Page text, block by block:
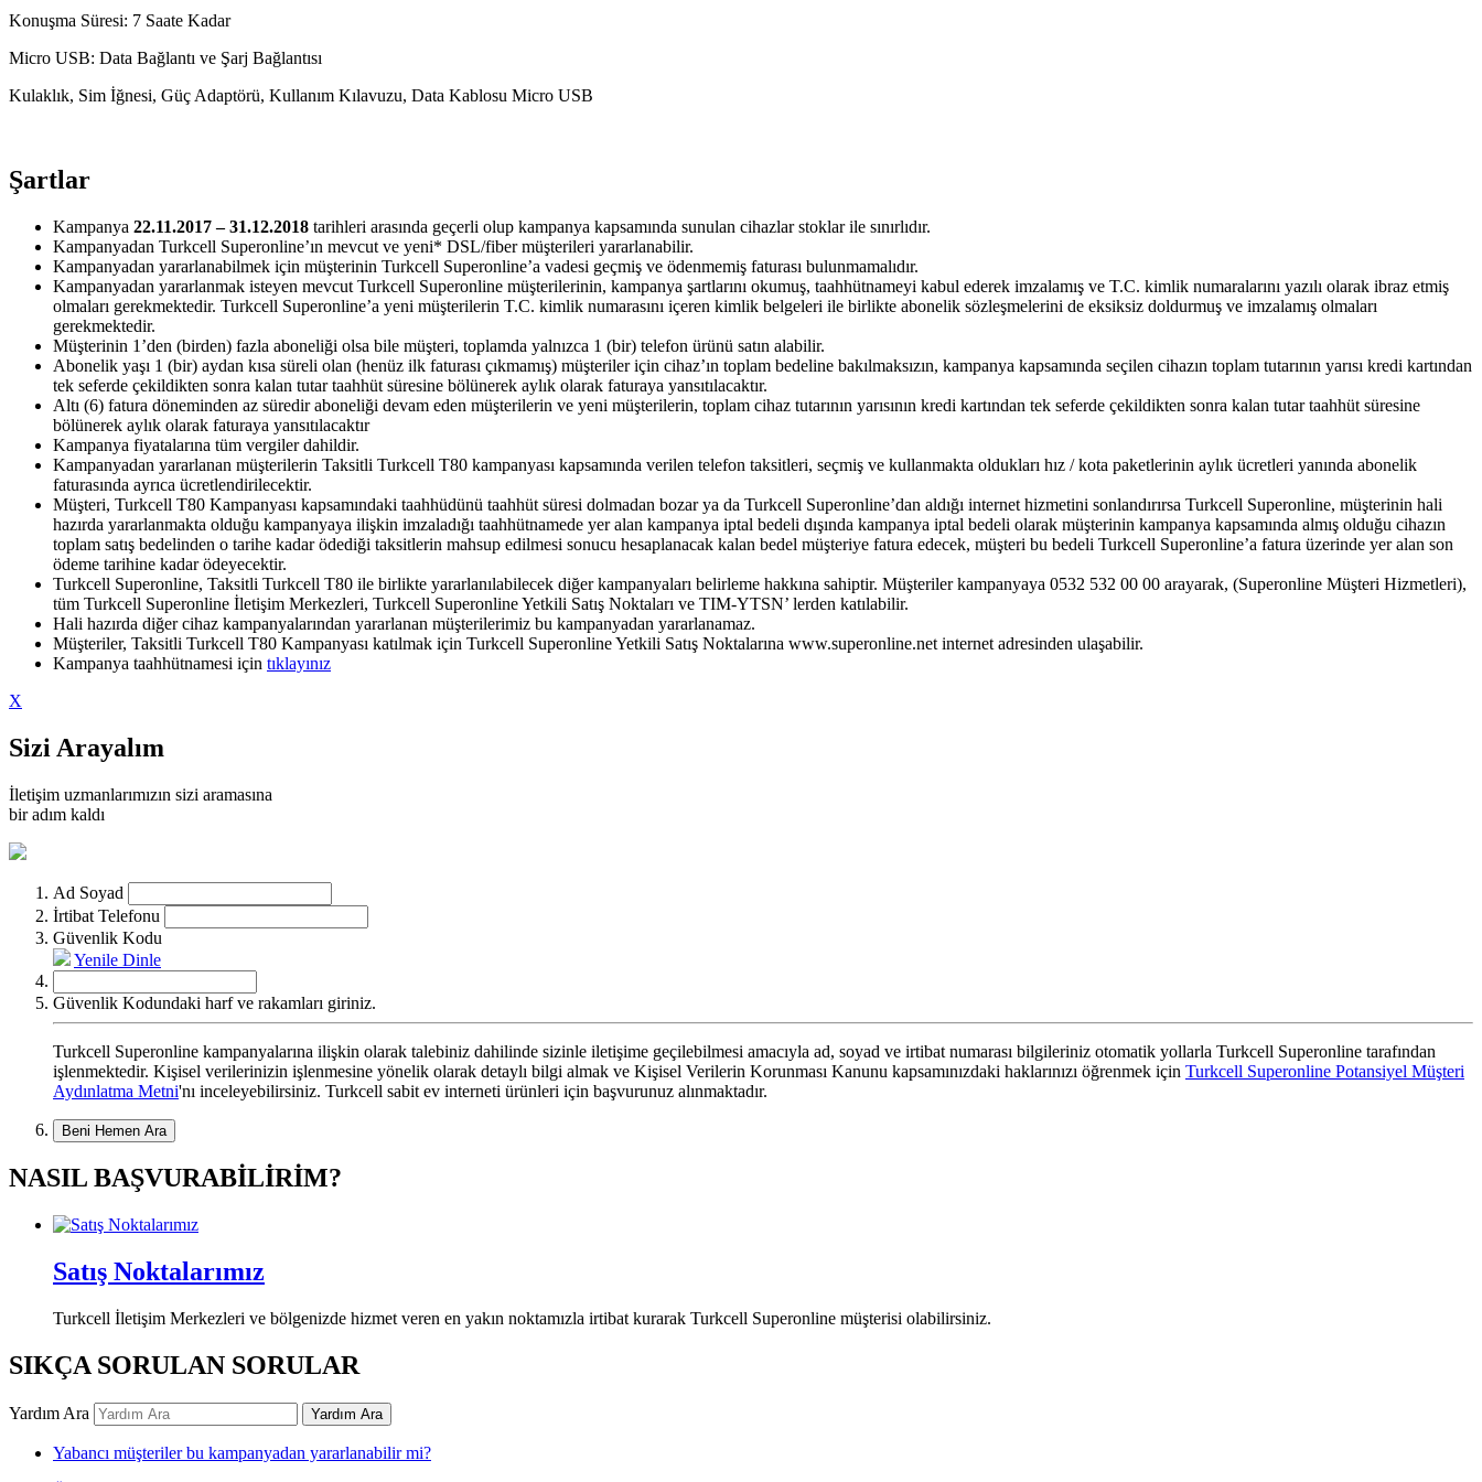
Konuşma Süresi: 7 Saate Kadar
Micro USB: Data Bağlantı ve Şarj Bağlantısı
Kulaklık, Sim İğnesi, Güç Adaptörü, Kullanım Kılavuzu, Data Kablosu Micro USB
Şartlar
​Kampanya 22.11.2017 – 31.12.2018 tarihleri arasında geçerli olup kampanya kapsamında sunulan cihazlar stoklar ile sınırlıdır.
Kampanyadan Turkcell Superonline’ın mevcut ve yeni* DSL/fiber müşterileri yararlanabilir.
Kampanyadan yararlanabilmek için müşterinin Turkcell Superonline’a vadesi geçmiş ve ödenmemiş faturası bulunmamalıdır.
Kampanyadan yararlanmak isteyen mevcut Turkcell Superonline müşterilerinin, kampanya şartlarını okumuş, taahhütnameyi kabul ederek imzalamış ve T.C. kimlik numaralarını yazılı olarak ibraz etmiş
olmaları gerekmektedir. Turkcell Superonline’a yeni müşterilerin T.C. kimlik numarasını içeren kimlik belgeleri ile birlikte abonelik sözleşmelerini de eksiksiz doldurmuş ve imzalamış olmaları
gerekmektedir.
Müşterinin 1’den (birden) fazla aboneliği olsa bile müşteri, toplamda yalnızca 1 (bir) telefon ürünü satın alabilir.
Abonelik yaşı 1 (bir) aydan kısa süreli olan (henüz ilk faturası çıkmamış) müşteriler için cihaz’ın toplam bedeline bakılmaksızın, kampanya kapsamında seçilen cihazın toplam tutarının yarısı kredi kartından
tek seferde çekildikten sonra kalan tutar taahhüt süresine bölünerek aylık olarak faturaya yansıtılacaktır.
Altı (6) fatura döneminden az süredir aboneliği devam eden müşterilerin ve yeni müşterilerin, toplam cihaz tutarının yarısının kredi kartından tek seferde çekildikten sonra kalan tutar taahhüt süresine
bölünerek aylık olarak faturaya yansıtılacaktır
Kampanya fiyatalarına tüm vergiler dahildir.
Kampanyadan yararlanan müşterilerin Taksitli Turkcell T80 kampanyası kapsamında verilen telefon taksitleri, seçmiş ve kullanmakta oldukları hız / kota paketlerinin aylık ücretleri yanında abonelik
faturasında ayrıca ücretlendirilecektir.
Müşteri, Turkcell T80 Kampanyası kapsamındaki taahhüdünü taahhüt süresi dolmadan bozar ya da Turkcell Superonline’dan aldığı internet hizmetini sonlandırırsa Turkcell Superonline, müşterinin hali
hazırda yararlanmakta olduğu kampanyaya ilişkin imzaladığı taahhütnamede yer alan kampanya iptal bedeli dışında kampanya iptal bedeli olarak müşterinin kampanya kapsamında almış olduğu cihazın
toplam satış bedelinden o tarihe kadar ödediği taksitlerin mahsup edilmesi sonucu hesaplanacak kalan bedel müşteriye fatura edecek, müşteri bu bedeli Turkcell Superonline’a fatura üzerinde yer alan son
ödeme tarihine kadar ödeyecektir.
Turkcell Superonline, Taksitli Turkcell T80 ile birlikte yararlanılabilecek diğer kampanyaları belirleme hakkına sahiptir. Müşteriler kampanyaya 0532 532 00 00 arayarak, (Superonline Müşteri Hizmetleri),
tüm Turkcell Superonline İletişim Merkezleri, Turkcell Superonline Yetkili Satış Noktaları ve TIM-YTSN’ lerden katılabilir.
Hali hazırda diğer cihaz kampanyalarından yararlanan müşterilerimiz bu kampanyadan yararlanamaz.
Müşteriler, Taksitli Turkcell T80 Kampanyası katılmak için Turkcell Superonline Yetkili Satış Noktalarına www.superonline.net internet adresinden ulaşabilir.
Kampanya taahhütnamesi için tıklayınız
X
Sizi Arayalım
İletişim uzmanlarımızın sizi aramasına
bir adım kaldı
Ad Soyad
İrtibat Telefonu
Güvenlik Kodu
Yenile Dinle
Güvenlik Kodundaki harf ve rakamları giriniz.
Turkcell Superonline kampanyalarına ilişkin olarak talebiniz dahilinde sizinle iletişime geçilebilmesi amacıyla ad, soyad ve irtibat numarası bilgileriniz otomatik yollarla Turkcell Superonline tarafından
işlenmektedir. Kişisel verilerinizin işlenmesine yönelik olarak detaylı bilgi almak ve Kişisel Verilerin Korunması Kanunu kapsamınızdaki haklarınızı öğrenmek için Turkcell Superonline Potansiyel Müşteri
Aydınlatma Metni'nı inceleyebilirsiniz. Turkcell sabit ev interneti ürünleri için başvurunuz alınmaktadır.
Beni Hemen Ara
NASIL BAŞVURABİLİRİM?
Satış Noktalarımız
Turkcell İletişim Merkezleri ve bölgenizde hizmet veren en yakın noktamızla irtibat kurarak Turkcell Superonline müşterisi olabilirsiniz.
SIKÇA SORULAN SORULAR
Yardım Ara Yardım Ara
Yabancı müşteriler bu kampanyadan yararlanabilir mi?